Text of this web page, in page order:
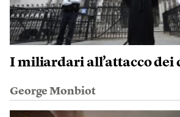
I miliardari all’attacco
George Monbiot